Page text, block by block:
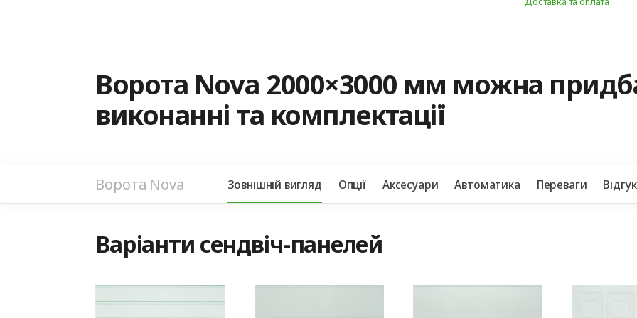
Ворота Nova 2000×3000 мм можна
виконанні та комплектації
Ворота Nova Зовнішній вигляд Опції Аксесуари Автоматика Переваги
Варіанти сендвіч-панелей